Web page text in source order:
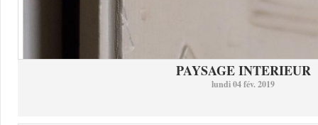
PAYSAGE INTERIEUR
lundi 04 fév. 2019